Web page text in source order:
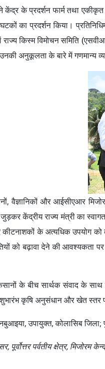
केंद्र के प्रदर्शन फार्म तथा
का प्रदर्शन किया।
राज्य किस्म विमोचन समिति
अनुकूलता के बारे में गणमान्य
वैज्ञानिकों और आईसीएआर
केंद्रीय राज्य मंत्री का स्वागत
कीटनाशकों के अत्यधिक उपयोग
को बढ़ावा देने की आवश्यकता
के बीच सार्थक संवाद के
कृषि अनुसंधान और खेत स्तर
उपायुक्त, कोलासिब
पर्वतीय क्षेत्र, मिजोरम